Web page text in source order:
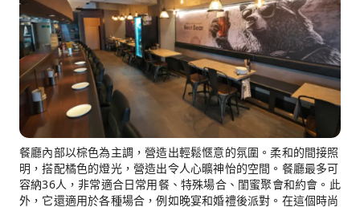
餐廳內部以棕色為主調，營造出輕鬆愜意的氛圍。柔和的間接照
明，搭配橘色的燈光，營造出令人心曠神怡的空間。餐廳最多可
容納36人，非常適合日常用餐、特殊場合、閨蜜聚會和約會。此
外，它還適用於各種場合，例如晚宴和婚禮後派對。在這個時尚